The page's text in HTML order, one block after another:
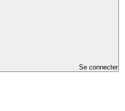
Se connecter